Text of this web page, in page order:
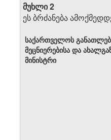
მუხლი 2
ეს ბრძანება
საქართველოს
მეცნიერებისა და
მინისტრი